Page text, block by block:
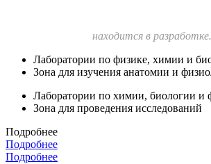
находится в
Лаборатории по физике, химии и
Зона для изучения анатомии и
Лаборатории по химии, биологии и
Зона для проведения исследований
Подробнее
Подробнее
Подробнее